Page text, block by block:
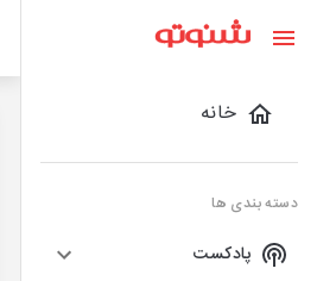
خانه
دسته بندی ها
پادکست